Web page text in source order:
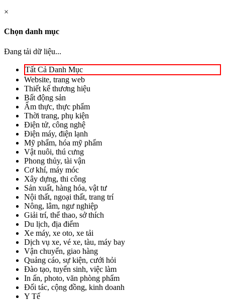
×
Chọn danh mục
Đang tải dữ liệu...
Tất Cả Danh Mục
Website, trang web
Thiết kế thương hiệu
Bất động sản
Ẩm thực, thực phẩm
Thời trang, phụ kiện
Điện tử, công nghệ
Điện máy, điện lạnh
Mỹ phẩm, hóa mỹ phẩm
Vật nuôi, thú cưng
Phong thủy, tài vận
Cơ khí, máy móc
Xây dựng, thi công
Sản xuất, hàng hóa, vật tư
Nội thất, ngoại thất, trang trí
Nông, lâm, ngư nghiệp
Giải trí, thể thao, sở thích
Du lịch, địa điểm
Xe máy, xe oto, xe tải
Dịch vụ xe, vé xe, tàu, máy bay
Vận chuyển, giao hàng
Quảng cáo, sự kiện, cưới hỏi
Đào tạo, tuyển sinh, việc làm
In ấn, photo, văn phòng phẩm
Đối tác, cộng đồng, kinh doanh
Y Tế